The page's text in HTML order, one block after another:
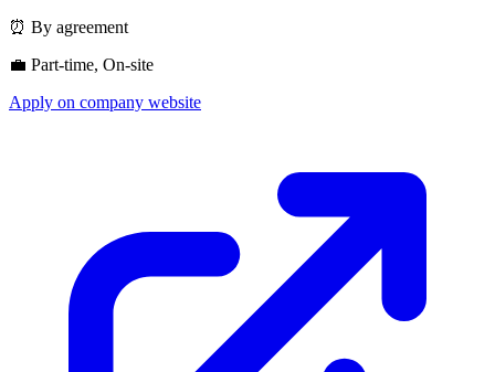
⏰ By agreement
💼 Part-time, On-site
Apply on company website